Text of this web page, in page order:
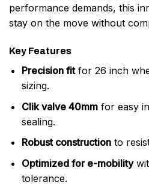
performance demands, this
stay on the move without
Key Features
Precision fitfor 26 inch
sizing.
Clik valve 40mmfor easy
sealing.
Robust constructionto
Optimized for e-mobility
tolerance.